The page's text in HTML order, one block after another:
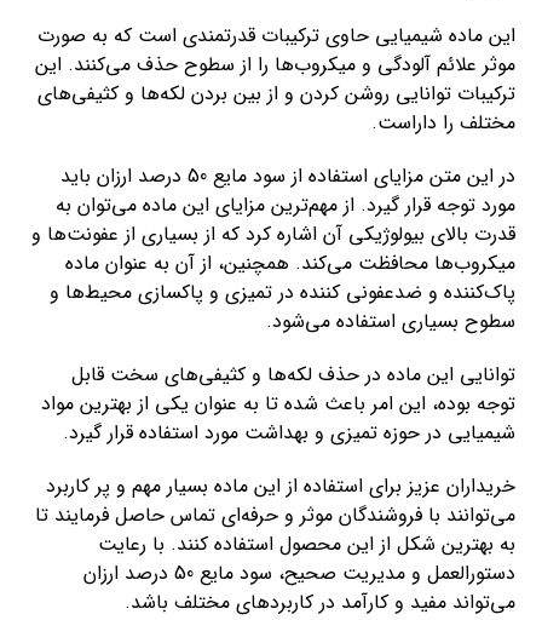
این ماده شیمیایی حاوی ترکیبات قدرتمندی است که به صورت
موثر علائم آلودگی و میکروب‌ها را از سطوح حذف می‌کنند. این
ترکیبات توانایی روشن کردن و از بین بردن لکه‌ها و کثیفی‌های
مختلف را داراست.
در این متن مزایای استفاده از سود مایع 50 درصد ارزان باید
مورد توجه قرار گیرد. از مهم‌ترین مزایای این ماده می‌توان به
قدرت بالای بیولوژیکی آن اشاره کرد که از بسیاری از عفونت‌ها و
میکروب‌ها محافظت می‌کند. همچنین، از آن به عنوان ماده
پاک‌کننده و ضدعفونی کننده در تمیزی و پاکسازی محیط‌ها و
سطوح بسیاری استفاده می‌شود.
توانایی این ماده در حذف لکه‌ها و کثیفی‌های سخت قابل
توجه بوده، این امر باعث شده تا به عنوان یکی از بهترین مواد
شیمیایی در حوزه تمیزی و بهداشت مورد استفاده قرار گیرد.
خریداران عزیز برای استفاده از این ماده بسیار مهم و پر کاربرد
می‌توانند با فروشندگان موثر و حرفه‌ای تماس حاصل فرمایند تا
به بهترین شکل از این محصول استفاده کنند. با رعایت
دستورالعمل و مدیریت صحیح، سود مایع 50 درصد ارزان
می‌تواند مفید و کارآمد در کاربردهای مختلف باشد.